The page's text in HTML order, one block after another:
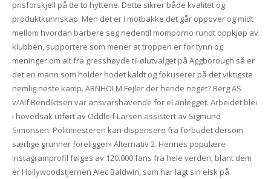
prisforskjell på de to hyttene. Dette sikrer både kvalitet og
produktkunnskap. Men det er i motbakke det går oppover og midt
mellom hvordan barbere seg nedentil momporno rundt oppkjøp av
klubben, supportere som mener at troppen er for tynn og
meninger om alt fra gresshøyde til ølutvalget på Aggborough så er
det en mann som holder hodet kaldt og fokuserer på det viktigste
nemlig neste kamp. ARNHOLM Fejler der hende noget? Berg AS
v/Alf Bendiktsen var ansvarshavende for el.anlegget. Arbeidet blei
i hovedsak utført av Oddleif Larsen assistert av Sigmund
Simonsen. Politimesteren kan dispensere fra forbudet dersom
særlige grunner foreligger» Alternativ 2. Hennes populære
Instagramprofil følges av 120.000 fans fra hele verden; blant dem
er Hollywoodstjernen Alec Baldwin, som har lagt sin elsk på